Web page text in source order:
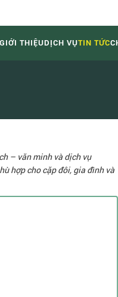
GIỚI THIỆUDỊCH VỤTIN TỨC
– văn minh và dịch vụ
hợp cho cặp đôi, gia đình và